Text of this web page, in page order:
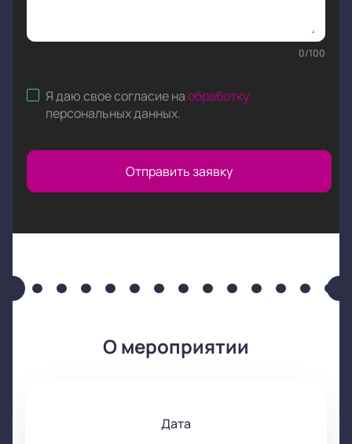
0/100
Я даю свое согласие наобработку
персональных данных.
Отправить заявку
О мероприятии
Дата